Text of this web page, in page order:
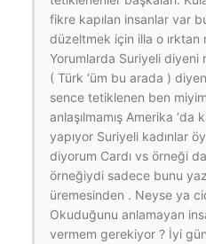
fikre kapılan insanlar var
düzeltmek için illa o ırktan
Yorumlarda Suriyeli diyeni
( Türk ‘üm bu arada )
sence tetiklenen ben
anlaşılmamış Amerika
yapıyor Suriyeli kadınlar
diyorum Cardı vs örneği
örneğiydi sadece bunu
üremesinden . Neyse ya
Okuduğunu anlamayan
vermem gerekiyor ? İyi